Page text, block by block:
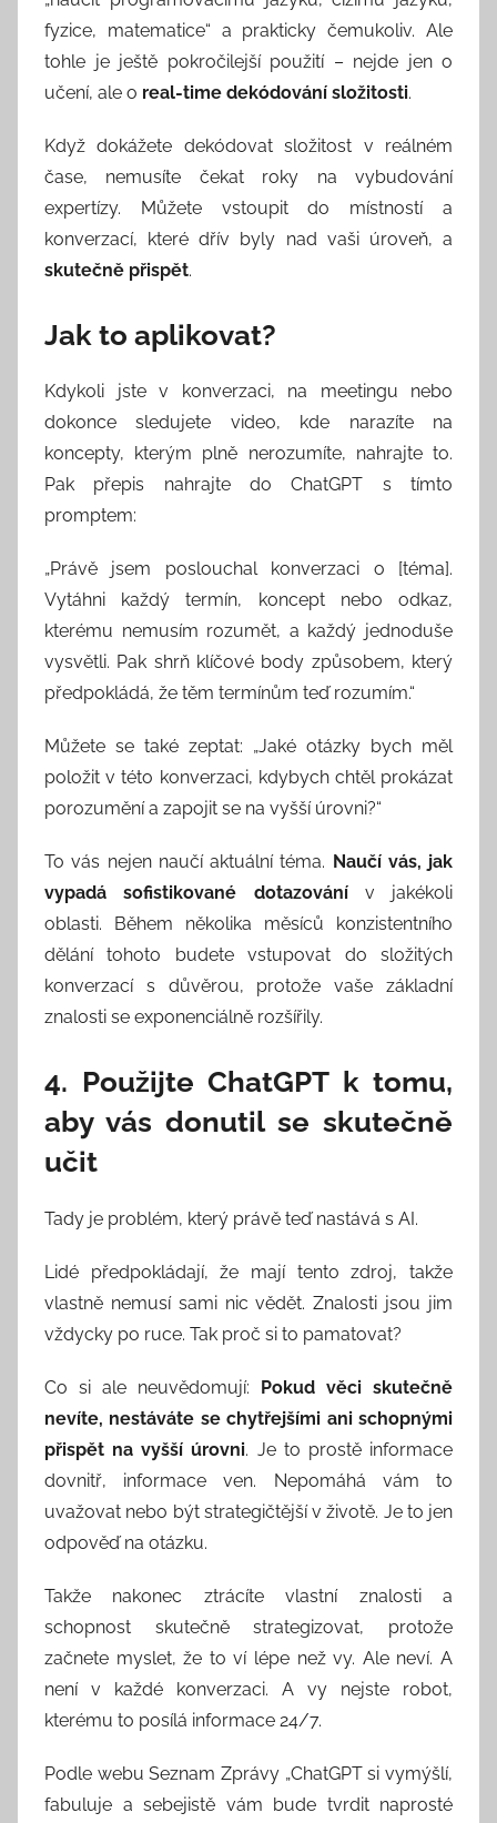
fyzice, matematice“ a prakticky čemukoliv. Ale
tohle je ještě pokročilejší použití – nejde jen o
učení, ale o real-time dekódování složitosti.
Když dokážete dekódovat složitost v reálném
čase, nemusíte čekat roky na vybudování
expertízy. Můžete vstoupit do místností a
konverzací, které dřív byly nad vaši úroveň, a
skutečně přispět.
Jak to aplikovat?
Kdykoli jste v konverzaci, na meetingu nebo
dokonce sledujete video, kde narazíte na
koncepty, kterým plně nerozumíte, nahrajte to.
Pak přepis nahrajte do ChatGPT s tímto
promptem:
„Právě jsem poslouchal konverzaci o [téma].
Vytáhni každý termín, koncept nebo odkaz,
kterému nemusím rozumět, a každý jednoduše
vysvětli. Pak shrň klíčové body způsobem, který
předpokládá, že těm termínům teď rozumím.“
Můžete se také zeptat: „Jaké otázky bych měl
položit v této konverzaci, kdybych chtěl prokázat
porozumění a zapojit se na vyšší úrovni?“
To vás nejen naučí aktuální téma. Naučí vás, jak
vypadá sofistikované dotazovánív jakékoli
oblasti. Během několika měsíců konzistentního
dělání tohoto budete vstupovat do složitých
konverzací s důvěrou, protože vaše základní
znalosti se exponenciálně rozšířily.
4. Použijte ChatGPT k tomu,
aby vás donutil se skutečně
učit
Tady je problém, který právě teď nastává s AI.
Lidé předpokládají, že mají tento zdroj, takže
vlastně nemusí sami nic vědět. Znalosti jsou jim
vždycky po ruce. Tak proč si to pamatovat?
Co si ale neuvědomují: Pokud věci skutečně
nevíte, nestáváte se chytřejšími ani schopnými
přispět na vyšší úrovni. Je to prostě informace
dovnitř, informace ven. Nepomáhá vám to
uvažovat nebo být strategičtější v životě. Je to jen
odpověď na otázku.
Takže nakonec ztrácíte vlastní znalosti a
schopnost skutečně strategizovat, protože
začnete myslet, že to ví lépe než vy. Ale neví. A
není v každé konverzaci. A vy nejste robot,
kterému to posílá informace 24/7.
Podle webu Seznam Zprávy „ChatGPT si vymýšlí,
fabuluje a sebejistě vám bude tvrdit naprosté